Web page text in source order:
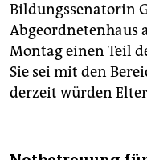
Bildungssenatorin
Abgeordnetenhaus
Montag einen Teil
Sie sei mit den
derzeit würden